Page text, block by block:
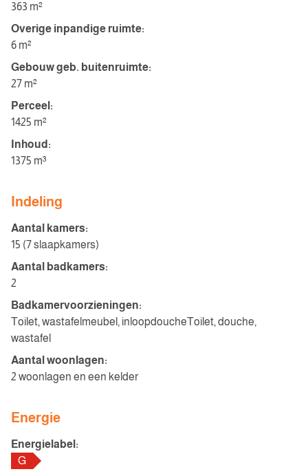
363 m²
Overige inpandige ruimte:
6 m²
Gebouw geb. buitenruimte:
27 m²
Perceel:
1425 m²
Inhoud:
1375 m³
Indeling
Aantal kamers:
15 (7 slaapkamers)
Aantal badkamers:
2
Badkamervoorzieningen:
Toilet, wastafelmeubel, inloopdoucheToilet, douche,
wastafel
Aantal woonlagen:
2 woonlagen en een kelder
Energie
Energielabel:
G